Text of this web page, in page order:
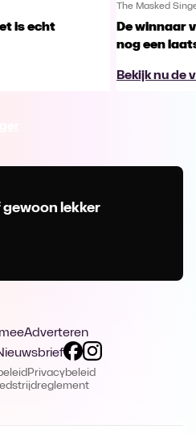
is echt
The Masked
De winnaar
nog een
Bekijk nu de
gewoon lekker
Adverteren
Privacybeleid